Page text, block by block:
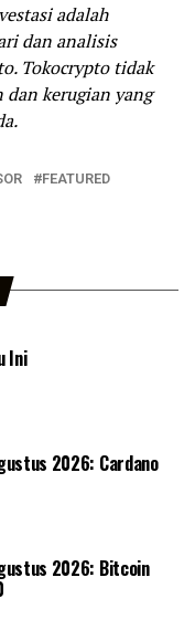
adalah
dan analisis
Tokocrypto tidak
dan kerugian yang
FEATURED
Ini
2026: Cardano
2026: Bitcoin